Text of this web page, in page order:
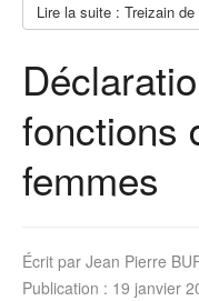
Lire la suite : Treizain
fonctions
femmes
Écrit par Jean Pierre
Publication : 19 janvier